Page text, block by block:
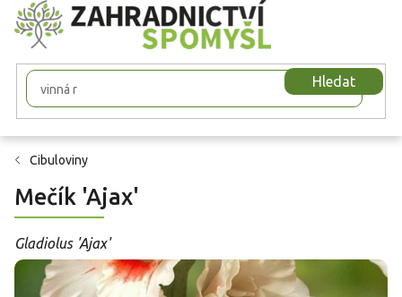
Přejít
na
obsah
Hledat
Cibuloviny
Mečík 'Ajax'
Gladiolus 'Ajax'